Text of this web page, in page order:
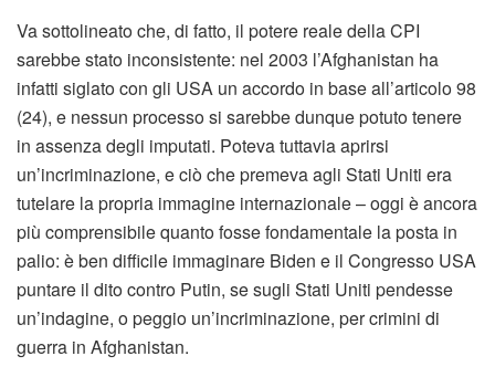
Va sottolineato che, di fatto, il potere reale della CPI
sarebbe stato inconsistente: nel 2003 l’Afghanistan ha
infatti siglato con gli USA un accordo in base all’articolo 98
(24), e nessun processo si sarebbe dunque potuto tenere
in assenza degli imputati. Poteva tuttavia aprirsi
un’incriminazione, e ciò che premeva agli Stati Uniti era
tutelare la propria immagine internazionale – oggi è ancora
più comprensibile quanto fosse fondamentale la posta in
palio: è ben difficile immaginare Biden e il Congresso USA
puntare il dito contro Putin, se sugli Stati Uniti pendesse
un’indagine, o peggio un’incriminazione, per crimini di
guerra in Afghanistan.